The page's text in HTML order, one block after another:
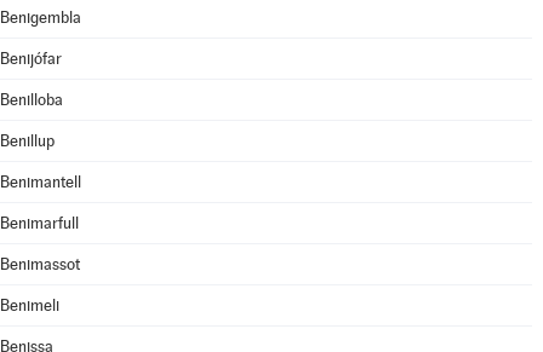
Benigembla
Benijófar
Benilloba
Benillup
Benimantell
Benimarfull
Benimassot
Benimeli
Benissa